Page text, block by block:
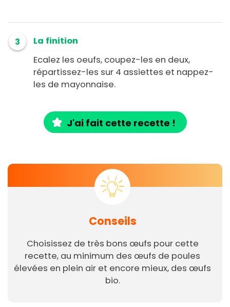
3
La finition
Ecalez les oeufs, coupez-les en deux,
répartissez-les sur 4 assiettes et nappez-
les de mayonnaise.
J'ai fait cette recette !
Conseils
Choisissez de très bons œufs pour cette
recette, au minimum des œufs de poules
élevées en plein air et encore mieux, des œufs
bio.